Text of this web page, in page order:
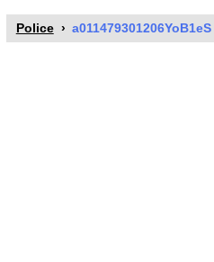
Police a011479301206YoB1eS